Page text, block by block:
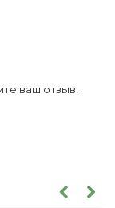
ваш отзыв.